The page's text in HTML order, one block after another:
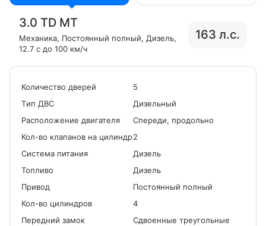
3.0 TD MT
Механика, Постоянный полный, Дизель,
12.7 с до 100 км/ч
163 л.с.
Количество дверей
5
Tип ДВС
Дизельный
Расположение двигателя
Спереди, продольно
Кол-во клапанов на цилиндр2
Система питания
Дизель
Топливо
Дизель
Привод
Постоянный полный
Кол-во цилиндров
4
Передний замок
Сдвоенные треугольные